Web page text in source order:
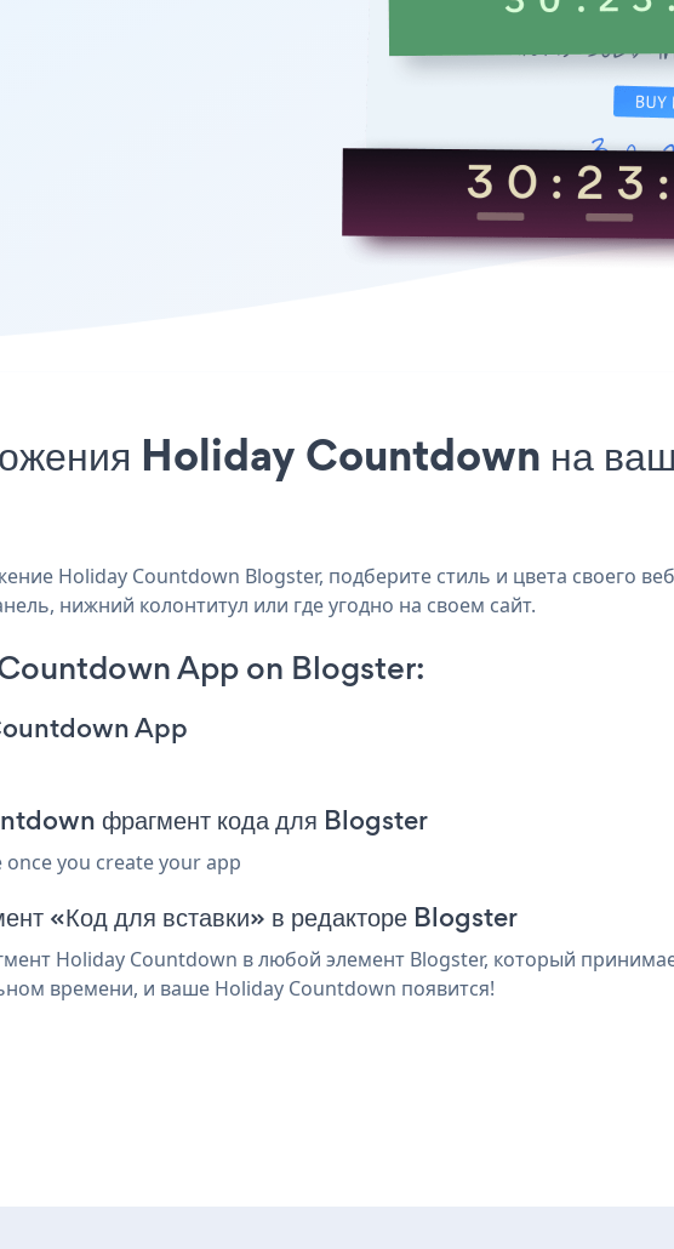
Holiday Countdown на
Holiday Countdown Blogster, подберите стиль и цвета своего
нижний колонтитул или где угодно на своем сайт.
App on Blogster:
App
фрагмент кода для Blogster
you create your app
«Код для вставки» в редакторе Blogster
Holiday Countdown в любой элемент Blogster, который
времени, и ваше Holiday Countdown появится!